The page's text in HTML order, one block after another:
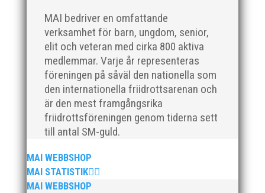
MAI bedriver en omfattande
verksamhet för barn, ungdom, senior,
elit och veteran med cirka 800 aktiva
medlemmar. Varje år representeras
föreningen på såväl den nationella som
den internationella friidrottsarenan och
är den mest framgångsrika
friidrottsföreningen genom tiderna sett
till antal SM-guld.
MAI WEBBSHOP
MAI STATISTIK
MAI WEBBSHOP